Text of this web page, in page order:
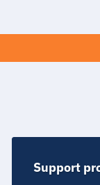
Support